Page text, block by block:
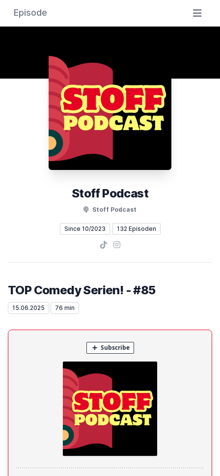
Episode
Stoff Podcast
Stoff Podcast
Since 10/2023 132 Episoden
TikTokInstagram
TOP Comedy Serien! - #85
15.06.2025 76 min